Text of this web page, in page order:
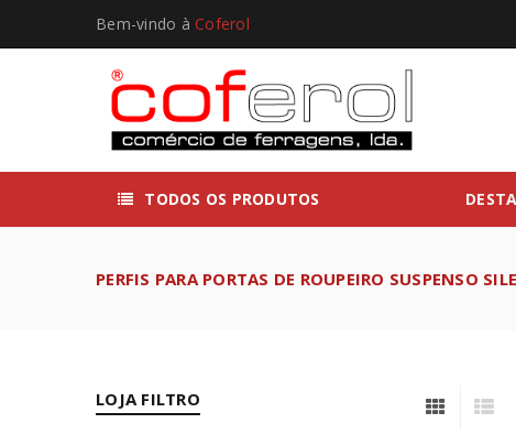
Bem-vindo à Coferol
TODOS OS PRODUTOS
PERFIS PARA PORTAS DE ROUPEIRO SUSPENSO
LOJA FILTRO